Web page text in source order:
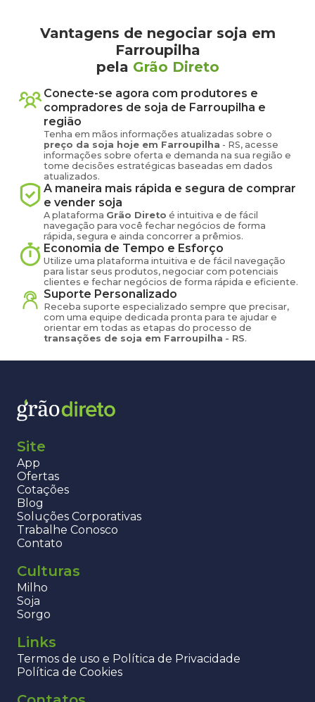
Vantagens de negociar soja em
Farroupilha
pela Grão Direto
Conecte-se agora com produtores e
compradores de soja de Farroupilha e
região
Tenha em mãos informações atualizadas sobre o
preço da soja hoje em Farroupilha - RS, acesse
informações sobre oferta e demanda na sua região e
tome decisões estratégicas baseadas em dados
atualizados.
A maneira mais rápida e segura de comprar
e vender soja
A plataforma Grão Direto é intuitiva e de fácil
navegação para você fechar negócios de forma
rápida, segura e ainda concorrer a prêmios.
Economia de Tempo e Esforço
Utilize uma plataforma intuitiva e de fácil navegação
para listar seus produtos, negociar com potenciais
clientes e fechar negócios de forma rápida e eficiente.
Suporte Personalizado
Receba suporte especializado sempre que precisar,
com uma equipe dedicada pronta para te ajudar e
orientar em todas as etapas do processo de
transações de soja em Farroupilha - RS.
Site
App
Ofertas
Cotações
Blog
Soluções Corporativas
Trabalhe Conosco
Contato
Culturas
Milho
Soja
Sorgo
Links
Termos de uso e Política de Privacidade
Política de Cookies